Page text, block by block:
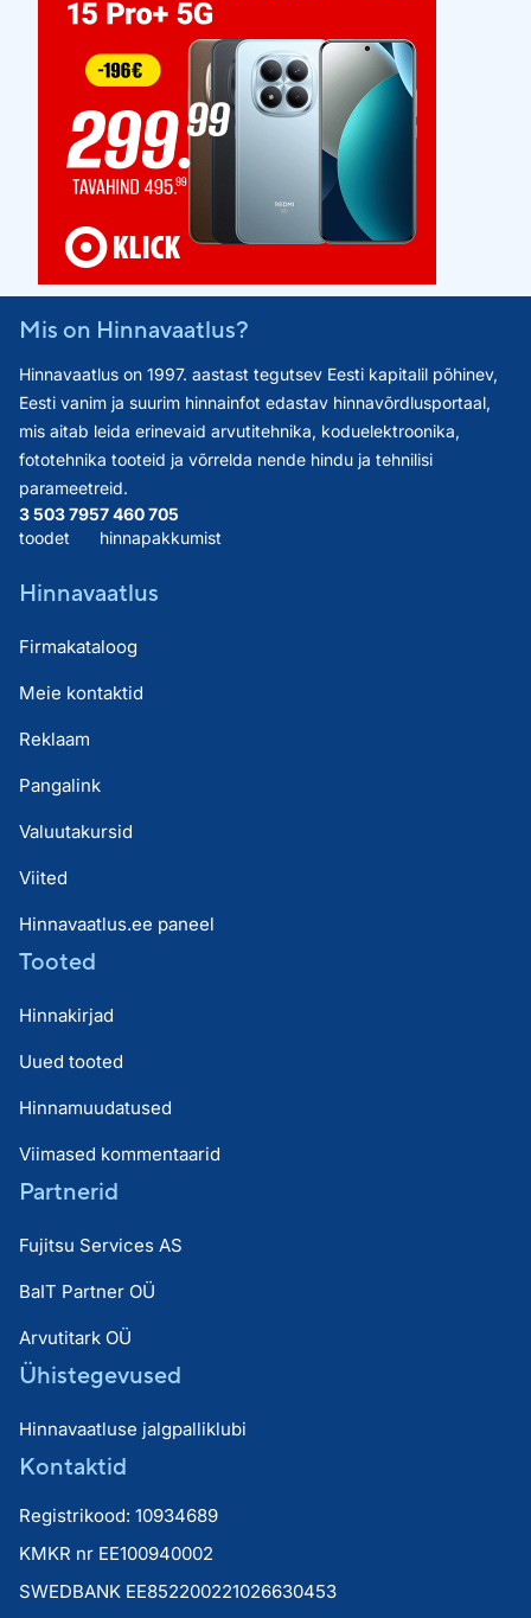
Mis on Hinnavaatlus?
Hinnavaatlus on 1997. aastast tegutsev Eesti kapitalil põhinev,
Eesti vanim ja suurim hinnainfot edastav hinnavõrdlusportaal,
mis aitab leida erinevaid arvutitehnika, koduelektroonika,
fototehnika tooteid ja võrrelda nende hindu ja tehnilisi
parameetreid.
3 503 795
toodet
7 460 705
hinnapakkumist
Hinnavaatlus
Firmakataloog
Meie kontaktid
Reklaam
Pangalink
Valuutakursid
Viited
Hinnavaatlus.ee paneel
Tooted
Hinnakirjad
Uued tooted
Hinnamuudatused
Viimased kommentaarid
Partnerid
Fujitsu Services AS
BaIT Partner OÜ
Arvutitark OÜ
Ühistegevused
Hinnavaatluse jalgpalliklubi
Kontaktid
Registrikood: 10934689
KMKR nr EE100940002
SWEDBANK EE852200221026630453